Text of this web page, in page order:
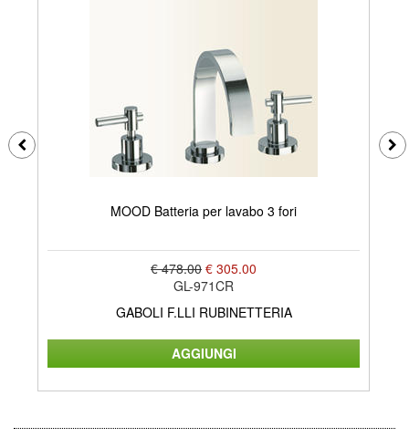
MOOD Batteria per lavabo 3 fori
€ 478.00 € 305.00
GL-971CR
GABOLI F.LLI RUBINETTERIA